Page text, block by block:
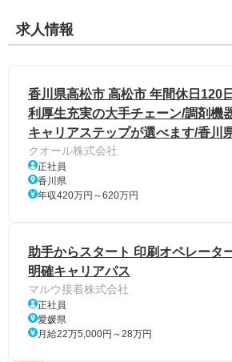
求人情報
香川県高松市 高松市 年間休日120
利厚生充実の大手チェーン/調剤機
キャリアステップが選べます/香川
クオール株式会社
正社員
香川県
年収420万円～620万円
助手からスタート 印刷オペレータ
明確キャリアパス
マルウ接着株式会社
正社員
愛媛県
月給22万5,000円～28万円